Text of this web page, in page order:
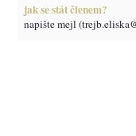
jak se stát členem?
napište mejl